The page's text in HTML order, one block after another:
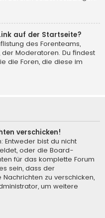
auf der Startseite?
des Forenteams,
Moderatoren. Du findest
die Foren, die diese im
verschicken!
Entweder bist du nicht
oder die Board-
für das komplette Forum
sein, dass der
zu verschicken,
um weitere